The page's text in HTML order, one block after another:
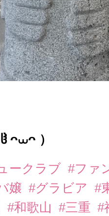
ᴖ⩊ᴖ ）‪
ークラブ #ファ
嬢 #グラビア
#
#和歌山 #三重 #